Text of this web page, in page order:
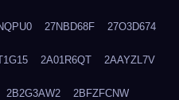
27NBD68F 27O3D674
2A01R6QT 2AAYZL7V
2B2G3AW2 2BFZFCNW